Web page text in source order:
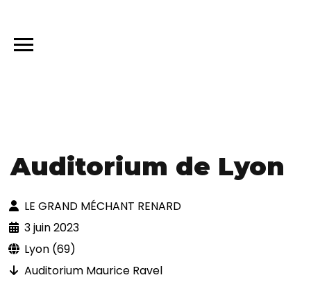
Auditorium de Lyon
LE GRAND MÉCHANT RENARD
3 juin 2023
Lyon (69)
Auditorium Maurice Ravel